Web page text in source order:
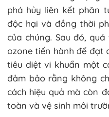
phá hủy liên kết phân
độc hại và đồng thời
của chúng. Sau đó,
ozone tiến hành để đạt
tiêu diệt vi khuẩn một
đảm bảo rằng không
cách hiệu quả mà còn
toàn và vệ sinh môi